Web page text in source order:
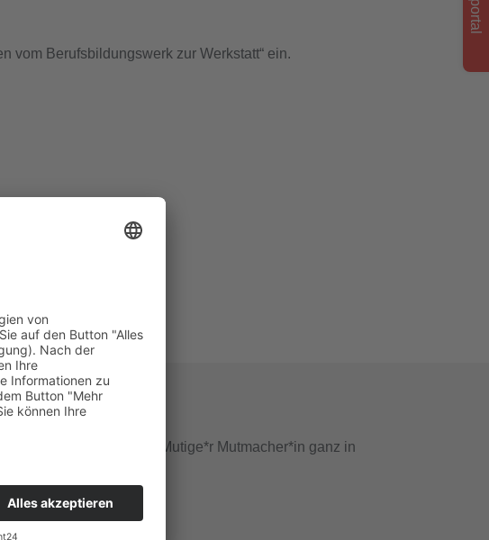
vom Berufsbildungswerk zur Werkstatt“ ein.